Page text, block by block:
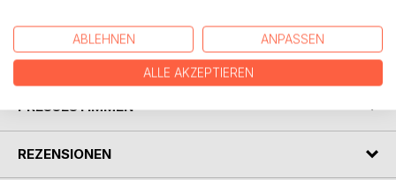
AUTOR/IN
PRESSESTIMMEN
REZENSIONEN
ABLEHNEN ANPASSEN
ALLE AKZEPTIEREN